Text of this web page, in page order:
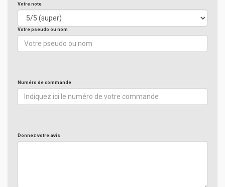
Votre note
Votre pseudo ou nom
Numéro de commande
Donnez votre avis